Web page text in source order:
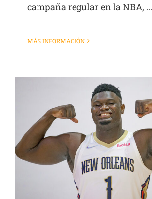
campaña regular en la NBA, ...
MÁS INFORMACIÓN